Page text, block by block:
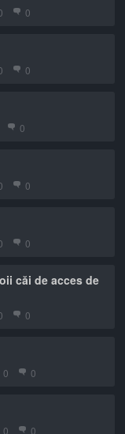
0
0
0
0
0
căi de acces de
0
0 0
0 0